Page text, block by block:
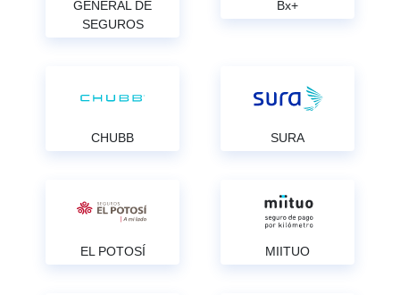
GENERAL DE
SEGUROS
Bx+
CHUBB SURA
EL POTOSÍ MIITUO